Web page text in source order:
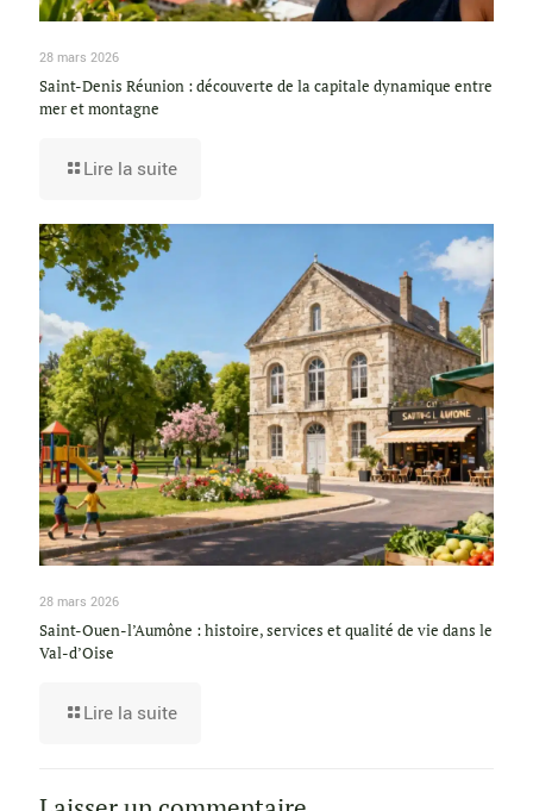
28 mars 2026
Saint-Denis Réunion : découverte de la capitale dynamique entre
mer et montagne
Lire la suite
28 mars 2026
Saint-Ouen-l’Aumône : histoire, services et qualité de vie dans le
Val-d’Oise
Lire la suite